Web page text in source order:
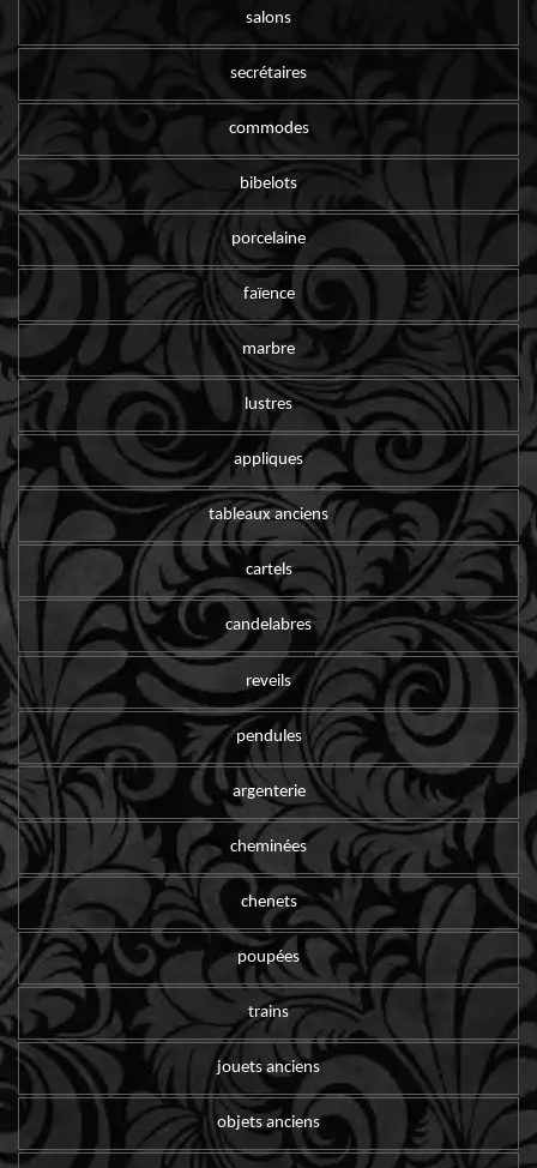
salons
secrétaires
commodes
bibelots
porcelaine
faïence
marbre
lustres
appliques
tableaux anciens
cartels
candelabres
reveils
pendules
argenterie
cheminées
chenets
poupées
trains
jouets anciens
objets anciens